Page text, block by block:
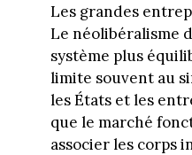
Les grandes
Le néolibéralisme
système plus
limite souvent au
les États et les
que le marché
associer les corps